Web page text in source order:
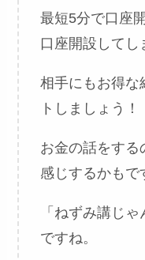
最短5分で口座
口座開設してし
相手にもお得な
トしましょう！
お金の話をする
感じするかもで
「ねずみ講じ
ですね。